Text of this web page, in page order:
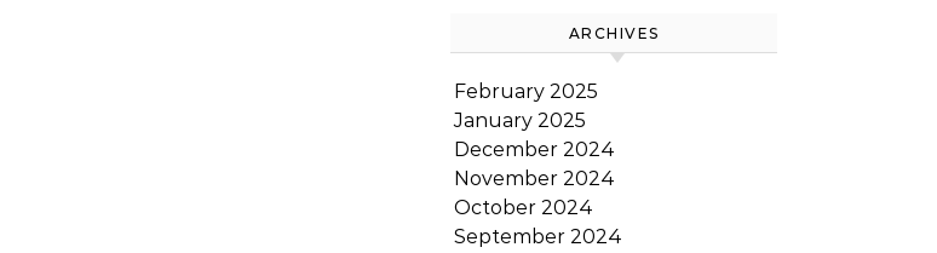
ARCHIVES
February 2025
January 2025
December 2024
November 2024
October 2024
September 2024